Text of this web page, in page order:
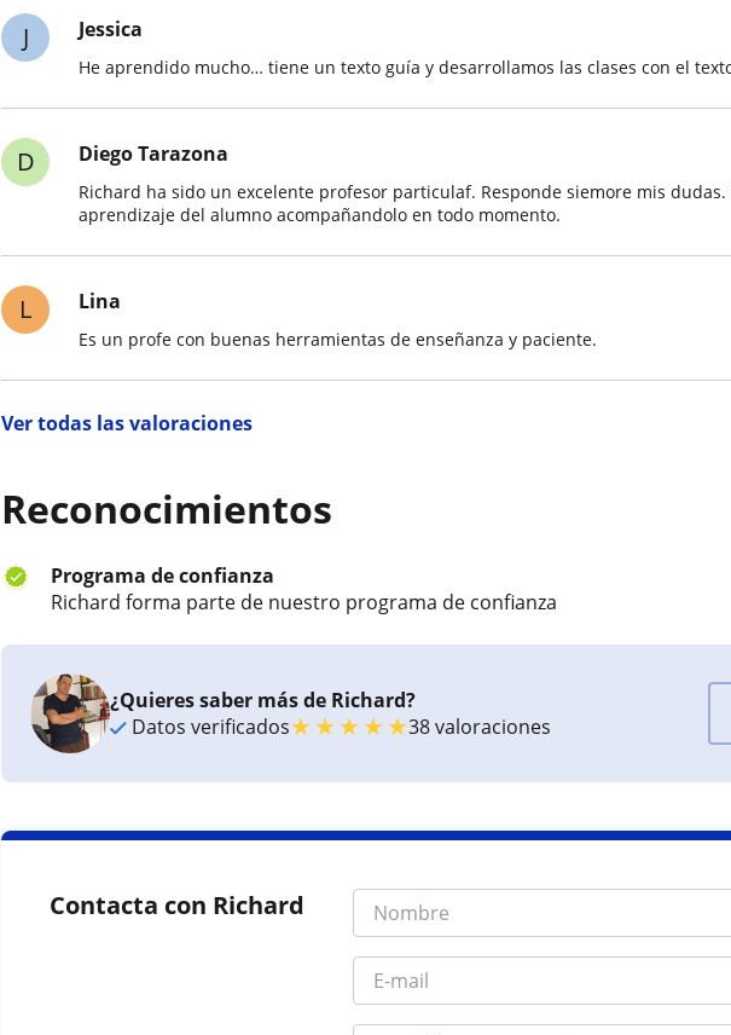
J Jessica
He aprendido mucho… tiene un texto guía y desarrollamos las clases con el
D Diego Tarazona
Richard ha sido un excelente profesor particulaf. Responde siemore mis
aprendizaje del alumno acompañandolo en todo momento.
L Lina
Es un profe con buenas herramientas de enseñanza y paciente.
Ver todas las valoraciones
Reconocimientos
Programa de confianza
Richard forma parte de nuestro programa de confianza
¿Quieres saber más de Richard?
Datos verificados★★★★★38 valoraciones
Contacta con Richard